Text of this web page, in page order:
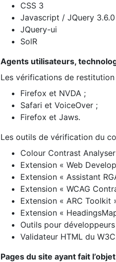
CSS 3
Javascript / JQuery 3.6.0
JQuery-ui
SolR
Agents utilisateurs,
Les vérifications de
Firefox et NVDA ;
Safari et VoiceOver ;
Firefox et Jaws.
Les outils de vérification du
Colour Contrast
Extension « Web
Extension « Assistant
Extension « WCAG
Extension « ARC Toolkit
Extension «
Outils pour
Validateur HTML du
Pages du site ayant fait